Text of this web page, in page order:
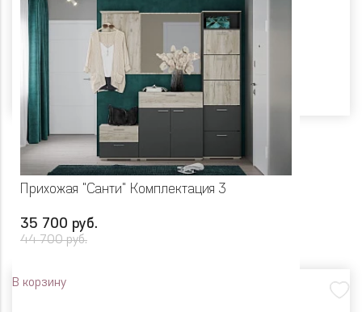
Прихожая "Санти" Комплектация 3
35 700 руб.
44 700 руб.
В корзину